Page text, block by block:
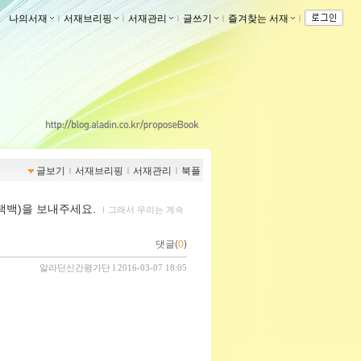
나의서재 ｌ 서재브리핑 ｌ 서재관리 ｌ 글쓰기 ｌ 즐겨찾는 서재 ｌ
글보기 ｌ 서재브리핑 ｌ 서재관리 ｌ 북플
백)을 보내주세요. ｌ 그래서 우리는 계속
댓글(0)
알라딘신간평가단 l 2016-03-07 18:05